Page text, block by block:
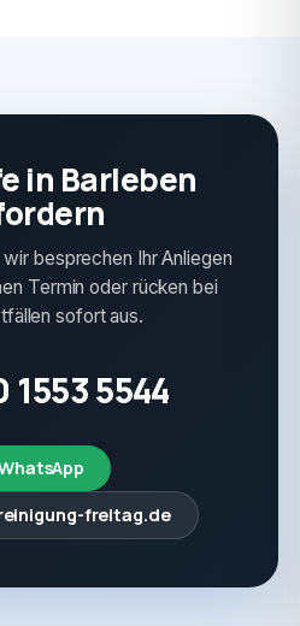
in Barleben
besprechen Ihr Anliegen
Termin oder rücken bei
sofort aus.
5544
freitag.de